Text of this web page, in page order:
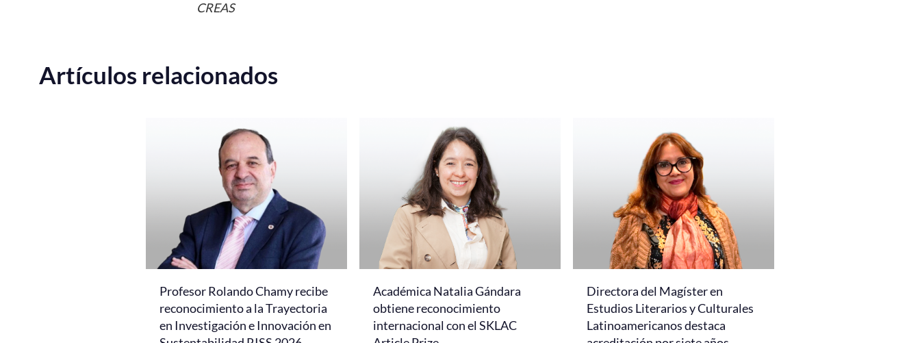
CREAS
Artículos relacionados
Profesor Rolando Chamy recibe
reconocimiento a la Trayectoria
en Investigación e Innovación en
Académica Natalia Gándara
obtiene reconocimiento
internacional con el SKLAC
Directora del Magíster en
Estudios Literarios y Culturales
Latinoamericanos destaca